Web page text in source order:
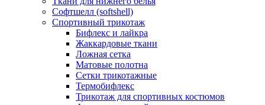
Софтшелл (softshell)
Спортивный трикотаж
Бифлекс и лайкра
Жаккардовые ткани
Ложная сетка
Матовые полотна
Сетки трикотажные
Термобифлекс
Трикотаж для спортивных костюмов